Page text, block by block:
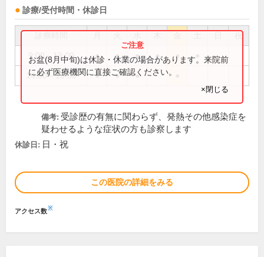
診療/受付時間・休診日
祝
9:00～13:00 ● ● ● ● ●
14:00～18:00 ● ● ●
お盆(8月中旬)は休診・休業の場合があります。来院前
に必ず医療機関に直接ご確認ください。
×閉じる
備考: 受診歴の有無に関わらず、発熱その他感染症を
疑わせるような症状の方も診察します
休診日: 日・祝
この医院の詳細をみる
アクセス数※